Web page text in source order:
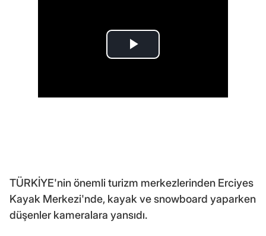
TÜRKİYE'nin önemli turizm merkezlerinden Erciyes
Kayak Merkezi'nde, kayak ve snowboard yaparken
düşenler kameralara yansıdı.